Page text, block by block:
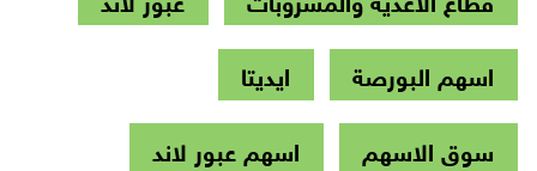
اسهم البورصة
ايديتا
سوق الاسهم
اسهم عبور لاند